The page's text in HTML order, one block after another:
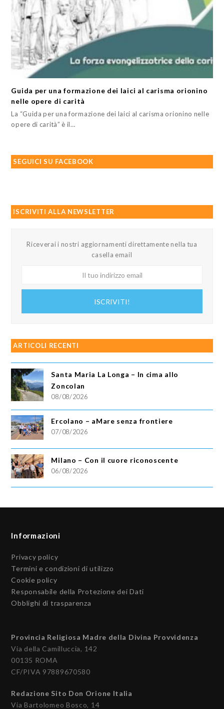
Guida per una formazione dei laici al carisma orionino
nelle opere di carità
La “Guida per una formazione dei laici al carisma orionino nelle
opere di carità” è il…
SEGUICI SU FACEBOOK
ISCRIVITI ALLA NEWSLETTER
Riceverai i nostri aggiornamenti direttamente nella tua
casella email
ISCRIVITI!
ARTICOLI RECENTI
Santa Maria La Longa – In cima allo
Zoncolan
08/08/2026
Ercolano – aMare senza frontiere
07/08/2026
Milano – Con il cuore riconoscente
06/08/2026
Informazioni
Privacy policy
Termini e condizioni di utilizzo
Cookie policy
Responsabile della Protezione dei Dati
Obblighi di trasparenza
Provincia Religiosa Madre della Divina Provvidenza
Via della Camilluccia, 142
00135 ROMA
CF/PIVA 97889670580
Redazione Sito Don Orione Italia
Via Bartolomeo Bosco, 14